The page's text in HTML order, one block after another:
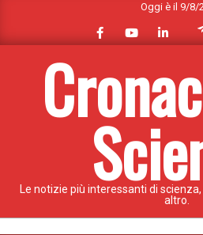
content
Oggi è il 9/8/
Le notizie più interessanti di
altro.